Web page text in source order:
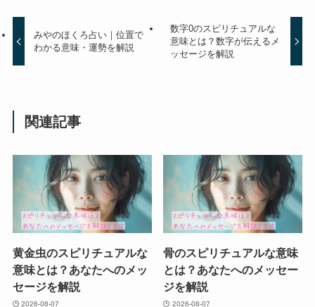
みやのほくろ占い｜位置で
わかる意味・運勢を解説
数字0のスピリチュアルな
意味とは？数字が伝えるメ
ッセージを解説
関連記事
黄金虫のスピリチュアルな
意味とは？あなたへのメッ
セージを解説
2026-08-07
骨のスピリチュアルな意味
とは？あなたへのメッセー
ジを解説
2026-08-07